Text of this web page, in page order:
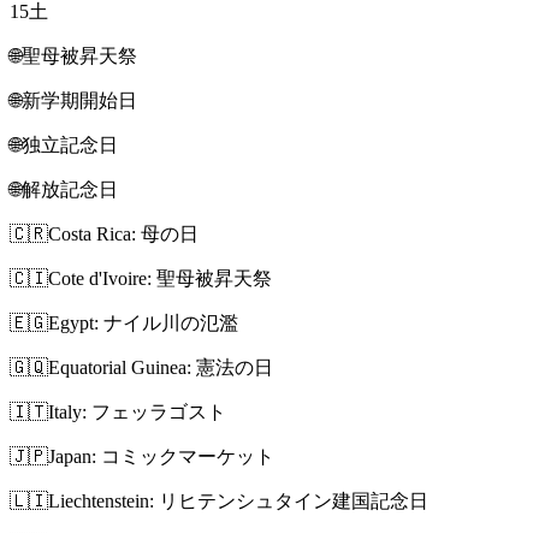
15土
🌐聖母被昇天祭
🌐新学期開始日
🌐独立記念日
🌐解放記念日
🇨🇷Costa Rica: 母の日
🇨🇮Cote d'Ivoire: 聖母被昇天祭
🇪🇬Egypt: ナイル川の氾濫
🇬🇶Equatorial Guinea: 憲法の日
🇮🇹Italy: フェッラゴスト
🇯🇵Japan: コミックマーケット
🇱🇮Liechtenstein: リヒテンシュタイン建国記念日